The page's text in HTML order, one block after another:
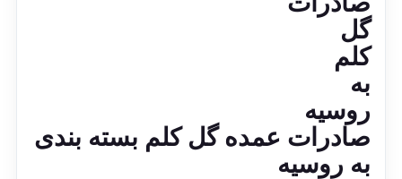
صادرات عمده گل کلم بسته بندی
به روسیه